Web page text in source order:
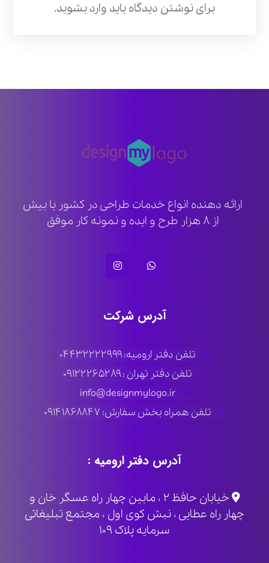
برای نوشتن دیدگاه باید وارد بشوید.
ارائه دهنده انواع خدمات طراحی در کشور با بیش
از ۸ هزار طرح و ایده و نمونه کار موفق
آدرس شرکت
تلفن دفتر ارومیه: ۰۴۴۳۲۲۲۲۹۹۹
تلفن دفتر تهران : ۰۹۱۲۲۲۶۵۲۸۹
info@designmylogo.ir
تلفن همراه بخش سفارش: ۰۹۱۴۱۸۶۸۸۴۷
آدرس دفتر ارومیه :
خیابان حافظ ۲ ، مابین چهار راه عسگر خان و
چهار راه عطایی ، نبش کوی اول ، مجتمع تبلیغاتی
سرمایه پلاک ۱۰۹